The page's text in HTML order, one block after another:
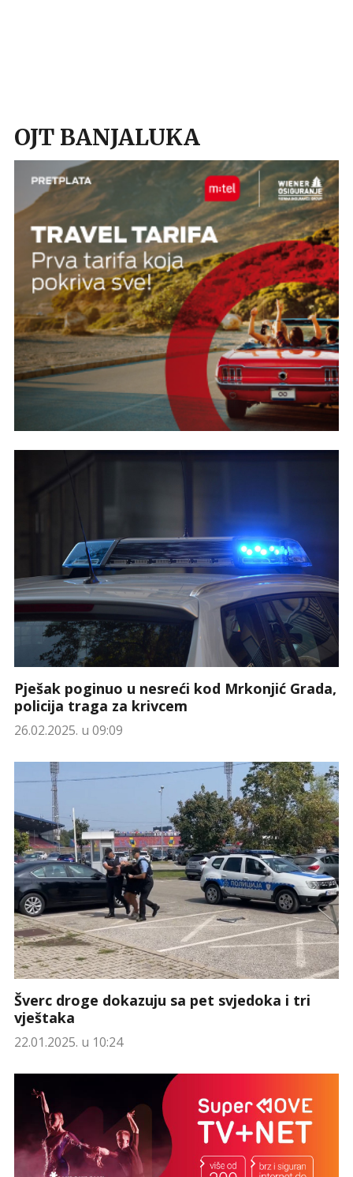
OJT BANJALUKA
Pješak poginuo u nesreći kod Mrkonjić Grada,
policija traga za krivcem
26.02.2025. u 09:09
Šverc droge dokazuju sa pet svjedoka i tri
vještaka
22.01.2025. u 10:24